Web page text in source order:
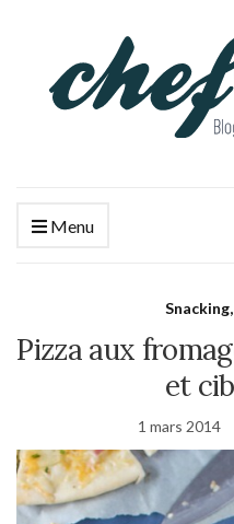
Menu
Pizza aux
et
1 mars 2014